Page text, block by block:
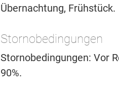
Übernachtung, Frühstück.
Stornobedingungen
Stornobedingungen: Vor
90%.